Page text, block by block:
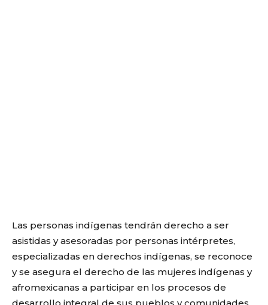
Las personas indígenas tendrán derecho a ser
asistidas y asesoradas por personas intérpretes,
especializadas en derechos indígenas, se reconoce
y se asegura el derecho de las mujeres indígenas y
afromexicanas a participar en los procesos de